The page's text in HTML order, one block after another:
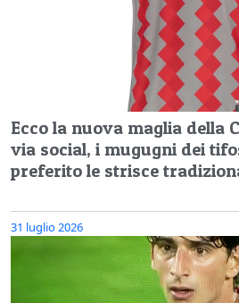
Ecco la nuova maglia della
via social, i mugugni dei
preferito le strisce
31 luglio 2026